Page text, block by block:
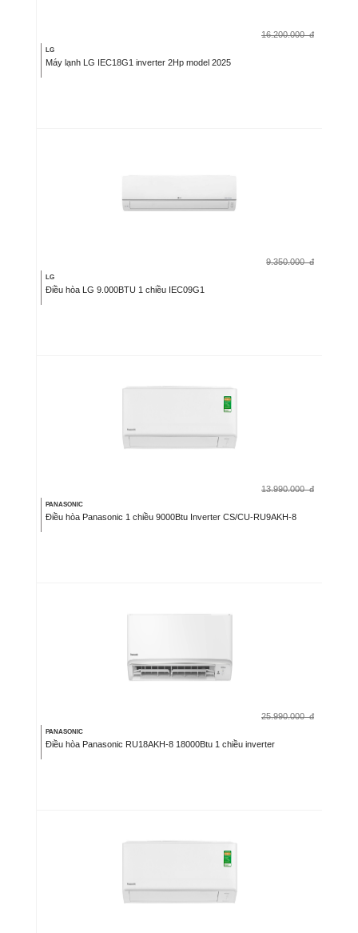
16.200.000 đ
LG
Máy lạnh LG IEC18G1 inverter 2Hp model 2025
9.350.000 đ
LG
Điều hòa LG 9.000BTU 1 chiều IEC09G1
13.990.000 đ
PANASONIC
Điều hòa Panasonic 1 chiều 9000Btu Inverter CS/CU-RU9AKH-8
25.990.000 đ
PANASONIC
Điều hòa Panasonic RU18AKH-8 18000Btu 1 chiều inverter